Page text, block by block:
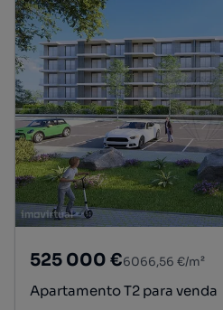
525 000 €6066,56 €/m²
Apartamento T2 para venda